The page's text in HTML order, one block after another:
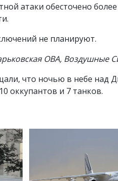
атаки обесточено
не планируют.
ОВА, Воздушные
что ночью в небе над
оккупантов и 7 танков.